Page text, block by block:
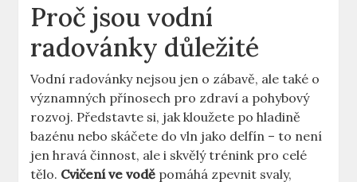
Proč jsou vodní
radovánky důležité
Vodní radovánky nejsou jen o zábavě, ale také o
významných přínosech pro zdraví a pohybový
rozvoj. Představte si, jak kloužete po hladině
bazénu nebo skáčete do vln jako delfín – to není
jen hravá činnost, ale i skvělý trénink pro celé
tělo. Cvičení ve vodě pomáhá zpevnit svaly,